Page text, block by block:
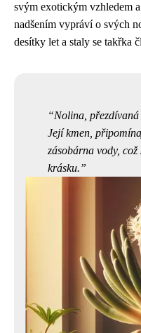
svým exotickým vzhledem
nadšením vypráví o svých
desítky let a staly se takřka
Nolina,
Její kmen,
zásobárna vody,
krásku.